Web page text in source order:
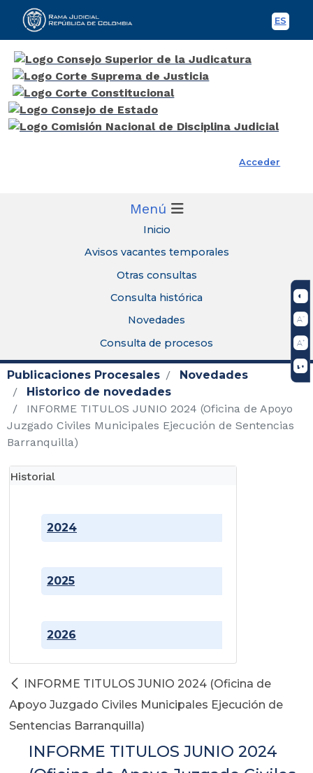
ES
Rama Judicial
Acceder
Menú
Inicio
Avisos vacantes temporales
Otras consultas
Consulta histórica
Novedades
Consulta de procesos
Publicaciones Procesales
Novedades
Historico de novedades
INFORME TITULOS JUNIO 2024 (Oficina de Apoyo
Juzgado Civiles Municipales Ejecución de Sentencias
Barranquilla)
Historial
2024
2025
2026
INFORME TITULOS JUNIO 2024 (Oficina de
Apoyo Juzgado Civiles Municipales Ejecución de
Sentencias Barranquilla)
INFORME TITULOS JUNIO 2024